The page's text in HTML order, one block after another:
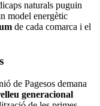
naturals puguin
model energètic
de cada comarca i el
de Pagesos demana
generacional